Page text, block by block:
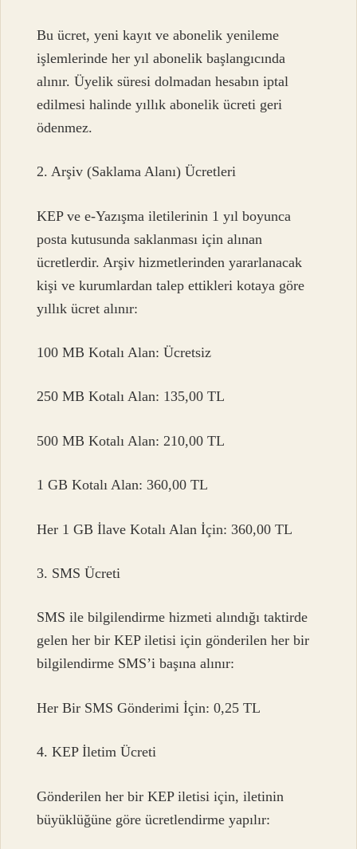
Bu ücret, yeni kayıt ve abonelik yenileme
işlemlerinde her yıl abonelik başlangıcında
alınır. Üyelik süresi dolmadan hesabın iptal
edilmesi halinde yıllık abonelik ücreti geri
ödenmez.
2. Arşiv (Saklama Alanı) Ücretleri
KEP ve e-Yazışma iletilerinin 1 yıl boyunca
posta kutusunda saklanması için alınan
ücretlerdir. Arşiv hizmetlerinden yararlanacak
kişi ve kurumlardan talep ettikleri kotaya göre
yıllık ücret alınır:
100 MB Kotalı Alan: Ücretsiz
250 MB Kotalı Alan: 135,00 TL
500 MB Kotalı Alan: 210,00 TL
1 GB Kotalı Alan: 360,00 TL
Her 1 GB İlave Kotalı Alan İçin: 360,00 TL
3. SMS Ücreti
SMS ile bilgilendirme hizmeti alındığı taktirde
gelen her bir KEP iletisi için gönderilen her bir
bilgilendirme SMS’i başına alınır:
Her Bir SMS Gönderimi İçin: 0,25 TL
4. KEP İletim Ücreti
Gönderilen her bir KEP iletisi için, iletinin
büyüklüğüne göre ücretlendirme yapılır: